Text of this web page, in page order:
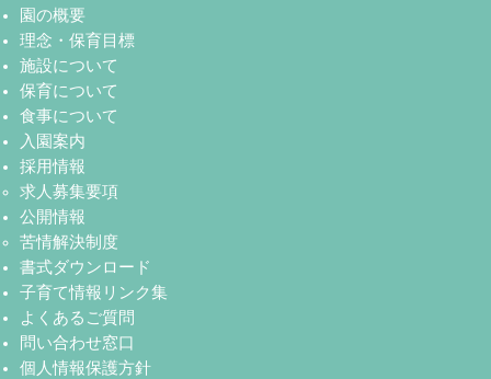
園の概要
理念・保育目標
施設について
保育について
食事について
入園案内
採用情報
求人募集要項
公開情報
苦情解決制度
書式ダウンロード
子育て情報リンク集
よくあるご質問
問い合わせ窓口
個人情報保護方針